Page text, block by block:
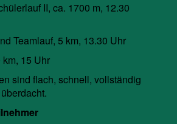
II, ca. 1700 m, 12.30
Teamlauf, 5 km, 13.30 Uhr
15 Uhr
sind flach, schnell, vollständig